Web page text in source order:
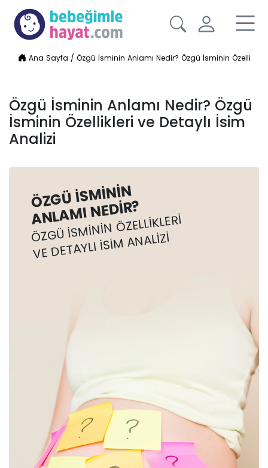
Ana Sayfa /Özgü İsminin Anlamı Nedir? Özgü İsminin Özellikleri
Özgü İsminin Anlamı Nedir? Özgü
İsminin Özellikleri ve Detaylı İsim
Analizi
ÖZGÜ İSMININ
ANLAMI NEDIR?
ÖZGÜ İSMININ ÖZELLIKLERI
VE DETAYLI İSIM ANALIZI